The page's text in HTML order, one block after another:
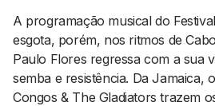
A programação musical do
esgota, porém, nos ritmos de
Paulo Flores regressa com a sua
semba e resistência. Da Jamaica,
Congos & The Gladiators trazem